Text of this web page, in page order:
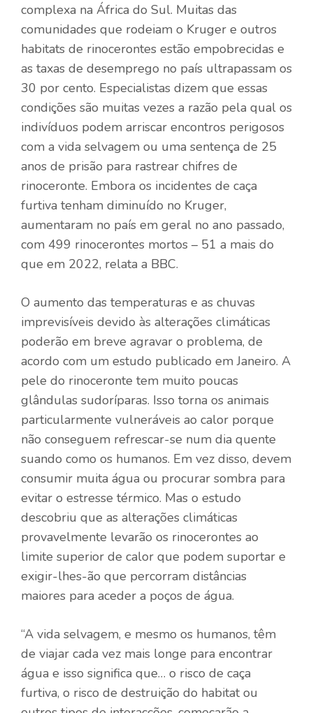
complexa na África do Sul. Muitas das
comunidades que rodeiam o Kruger e outros
habitats de rinocerontes estão empobrecidas e
as taxas de desemprego no país ultrapassam os
30 por cento. Especialistas dizem que essas
condições são muitas vezes a razão pela qual os
indivíduos podem arriscar encontros perigosos
com a vida selvagem ou uma sentença de 25
anos de prisão para rastrear chifres de
rinoceronte. Embora os incidentes de caça
furtiva tenham diminuído no Kruger,
aumentaram no país em geral no ano passado,
com 499 rinocerontes mortos – 51 a mais do
que em 2022, relata a BBC.
O aumento das temperaturas e as chuvas
imprevisíveis devido às alterações climáticas
poderão em breve agravar o problema, de
acordo com um estudo publicado em Janeiro. A
pele do rinoceronte tem muito poucas
glândulas sudoríparas. Isso torna os animais
particularmente vulneráveis ​​ao calor porque
não conseguem refrescar-se num dia quente
suando como os humanos. Em vez disso, devem
consumir muita água ou procurar sombra para
evitar o estresse térmico. Mas o estudo
descobriu que as alterações climáticas
provavelmente levarão os rinocerontes ao
limite superior de calor que podem suportar e
exigir-lhes-ão que percorram distâncias
maiores para aceder a poços de água.
“A vida selvagem, e mesmo os humanos, têm
de viajar cada vez mais longe para encontrar
água e isso significa que… o risco de caça
furtiva, o risco de destruição do habitat ou